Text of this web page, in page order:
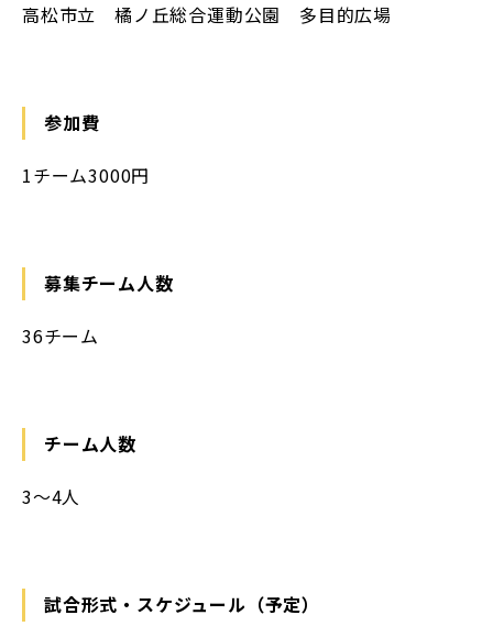
高松市立 橘ノ丘総合運動公園 多目的広場
参加費
1チーム3000円
募集チーム人数
36チーム
チーム人数
3～4人
試合形式・スケジュール（予定）